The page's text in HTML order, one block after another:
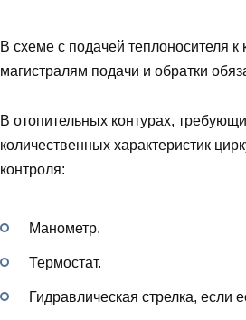
В схеме с подачей теплоносителя
магистралям подачи и обратки
В отопительных контурах,
количественных характеристик
контроля:
Манометр.
Термостат.
Гидравлическая стрелка, если